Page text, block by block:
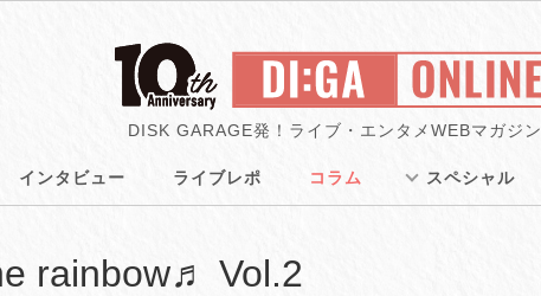
DISK GARAGE発！ライブ・エンタメWEBマガジン
インタビュー ライブレポ コラム スペシャル
rainbow♬ Vol.2